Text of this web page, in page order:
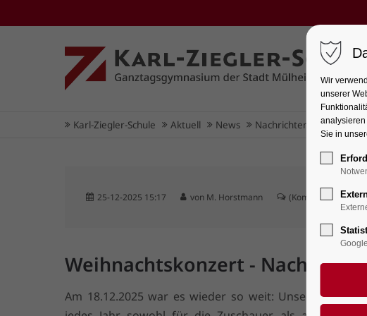
Karl-Ziegler-Schule Aktuell News Nachrichtenleser
25-12-2025 15:17 von M. Horstmann (Kommentare: 0)
Weihnachtskonzert - Nachklang
Am 18.12.2025 war es wieder so weit: Unser
Wir
unserer
Sie in